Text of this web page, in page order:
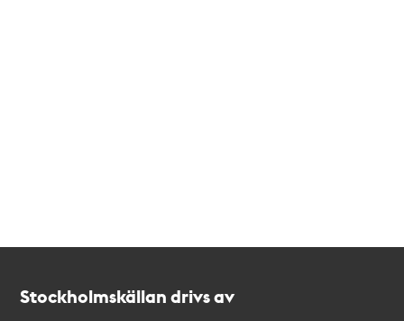
Stockholmskällan drivs av